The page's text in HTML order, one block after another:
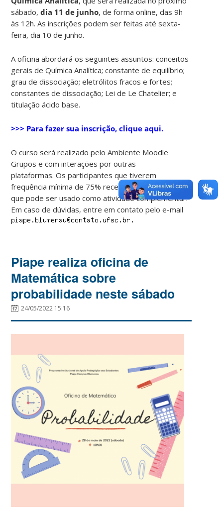
sábado,dia 11 de junho, de forma online, das 9h
às 12h. As inscrições podem ser feitas até sexta-
feira, dia 10 de junho.
A oficina abordará os seguintes assuntos: conceitos
gerais de Química Analítica; constante de equilíbrio;
grau de dissociação; eletrólitos fracos e fortes;
constantes de dissociação; Lei de Le Chatelier; e
titulação ácido base.
>>> Para fazer sua inscrição, clique aqui.
O curso será realizado pelo Ambiente Moodle
Grupos e com interações por outras
plataformas. Os participantes que tiverem
frequência mínima de 75% receberão certificado,
que pode ser usado como atividade complementar.
Em caso de dúvidas, entre em contato pelo e-mail
Piape realiza oficina de
Matemática sobre
probabilidade neste sábado
24/05/2022 15:16